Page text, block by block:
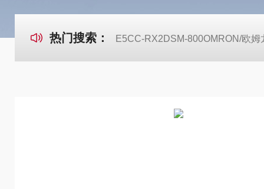
热门搜索： E5CC-RX2DSM-800OMRON/欧